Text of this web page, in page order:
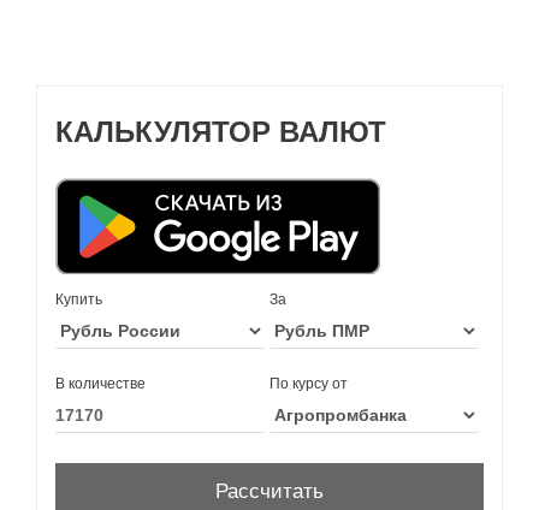
КАЛЬКУЛЯТОР ВАЛЮТ
Купить За
В количестве По курсу от